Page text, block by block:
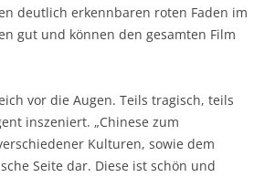
deutlich erkennbaren roten Faden im
gut und können den gesamten Film
vor die Augen. Teils tragisch, teils
inszeniert. „Chinese zum
Kulturen, sowie dem
Seite dar. Diese ist schön und